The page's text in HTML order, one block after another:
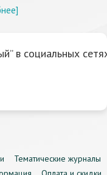
в социальных
Тематические журналы